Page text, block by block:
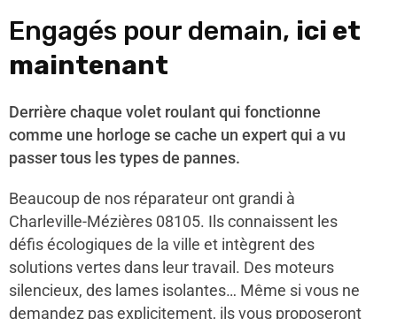
Engagés pour demain, ici et
maintenant
Derrière chaque volet roulant qui fonctionne
comme une horloge se cache un expert qui a vu
passer tous les types de pannes.
Beaucoup de nos réparateur ont grandi à
Charleville-Mézières 08105. Ils connaissent les
défis écologiques de la ville et intègrent des
solutions vertes dans leur travail. Des moteurs
silencieux, des lames isolantes… Même si vous ne
demandez pas explicitement, ils vous proposeront